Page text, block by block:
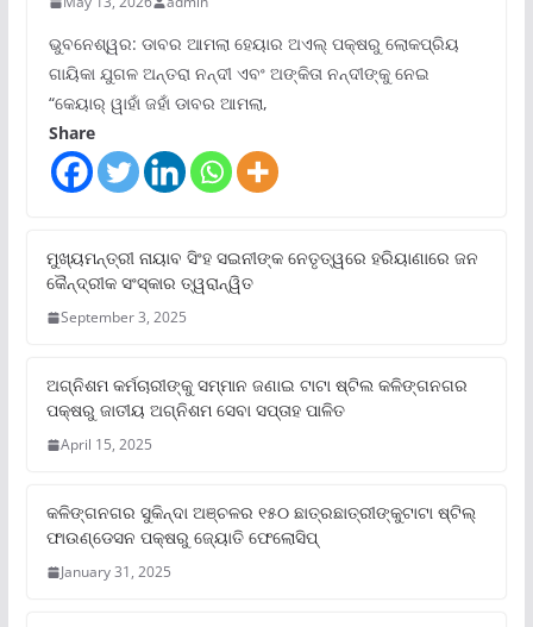
ଭୁବନେଶ୍ୱର: ଡାବର ଆମଲା ହେୟାର ଅଏଲ୍ ପକ୍ଷରୁ ଲୋକପ୍ରିୟ
ଗାୟିକା ଯୁଗଳ ଅନ୍ତରା ନନ୍ଦୀ ଏବଂ ଅଙ୍କିତା ନନ୍ଦୀଙ୍କୁ ନେଇ
“କେୟାର୍ ୱାହାଁ ଜହାଁ ଡାବର ଆମଲା,
Share
ମୁଖ୍ୟମନ୍ତ୍ରୀ ନାୟାବ ସିଂହ ସଇନୀଙ୍କ ନେତୃତ୍ୱରେ ହରିୟାଣାରେ ଜନ
କୈନ୍ଦ୍ରୀକ ସଂସ୍କାର ତ୍ୱରାନ୍ୱିତ
September 3, 2025
ଅଗ୍ନିଶମ କର୍ମଚାରୀଙ୍କୁ ସମ୍ମାନ ଜଣାଇ ଟାଟା ଷ୍ଟିଲ କଳିଙ୍ଗନଗର
ପକ୍ଷରୁ ଜାତୀୟ ଅଗ୍ନିଶମ ସେବା ସପ୍ତାହ ପାଳିତ
April 15, 2025
କଳିଙ୍ଗନଗର ସୁକିନ୍ଦା ଅଞ୍ଚଳର ୧୫୦ ଛାତ୍ରଛାତ୍ରୀଙ୍କୁଟାଟା ଷ୍ଟିଲ୍
ଫାଉଣ୍ଡେସନ ପକ୍ଷରୁ ଜ୍ୟୋତି ଫେଲୋସିପ୍‌
January 31, 2025